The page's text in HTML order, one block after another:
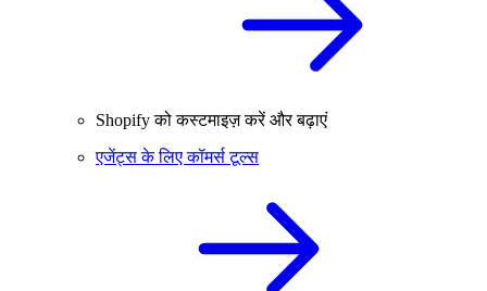
Shopify को कस्टमाइज़ करें और बढ़ाएं
एजेंट्स के लिए कॉमर्स टूल्स